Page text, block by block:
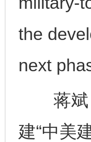
the
next
蒋斌：
建“中美